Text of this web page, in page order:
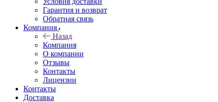
Гарантия и возврат
Обратная связь
Компания
Назад
Компания
О компании
Отзывы
Контакты
Лицензии
Контакты
Доставка